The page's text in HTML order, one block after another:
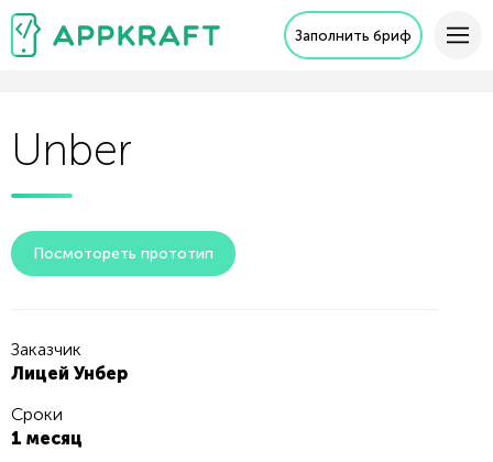
Заполнить бриф
Unber
Посмотореть прототип
Заказчик
Лицей Унбер
Сроки
1 месяц